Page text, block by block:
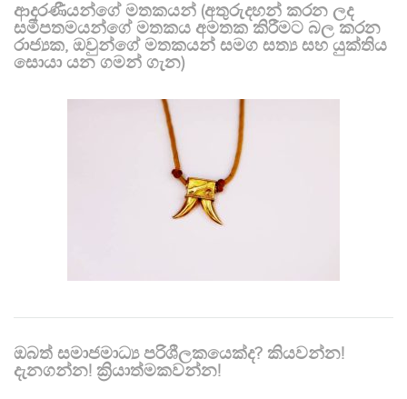
ආදරණීයන්ගේ මතකයන් (අතුරුදහන් කරන ලද
සමීපතමයන්ගේ මතකය අමතක කිරීමට බල කරන
රාජ්‍යක, ඔවුන්ගේ මතකයන් සමග සත්‍ය සහ යුක්තිය
සොයා යන ගමන් ගැන)
ඔබත් සමාජමාධ්‍ය පරිශීලකයෙක්ද? කියවන්න!
දැනගන්න! ක්‍රියාත්මකවන්න!